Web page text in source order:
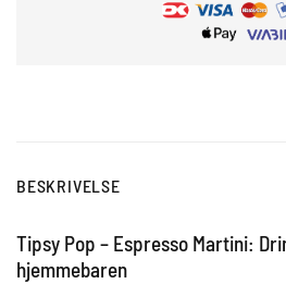
BESKRIVELSE
Tipsy Pop – Espresso Martini:
hjemmebaren